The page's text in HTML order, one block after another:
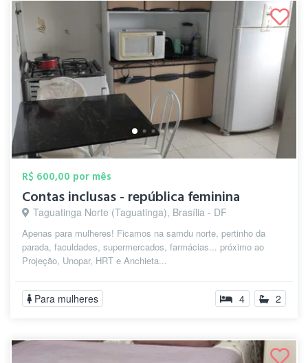
R$ 600,00 por mês
Contas inclusas - república feminina
Taguatinga Norte (Taguatinga), Brasília - DF
Apenas para mulheres! Ficamos na samdu norte, pertinho da
parada, faculdades, supermercados, farmácias... próximo ao
Projeção, Unopar, HRT e Anchieta...
Para mulheres 4 2